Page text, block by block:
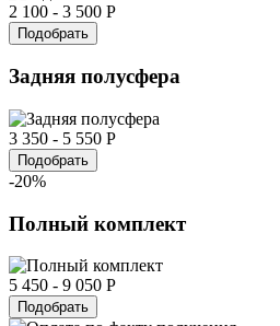
2 100 - 3 500 Р
Подобрать
Задняя полусфера
3 350 - 5 550 Р
Подобрать
-20%
Полный комплект
5 450 - 9 050 Р
Подобрать